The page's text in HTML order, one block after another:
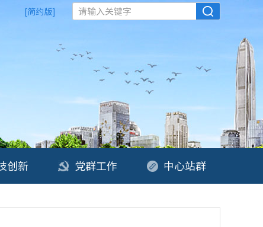
[简约版] 请输入关键字
创新 党群工作 中心站群